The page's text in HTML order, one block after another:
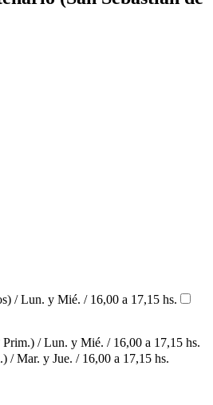
/ Lun. y Mié. / 16,00 a 17,15 hs.
/ Lun. y Mié. / 16,00 a 17,15 hs.
/ Mar. y Jue. / 16,00 a 17,15 hs.